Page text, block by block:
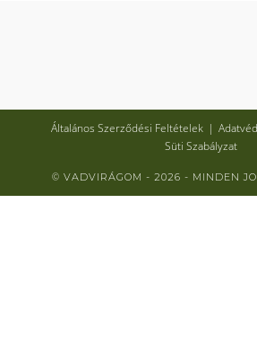
Általános Szerződési Feltételek
Süti Szabályzat
© VADVIRÁGOM - 2026 - MINDEN